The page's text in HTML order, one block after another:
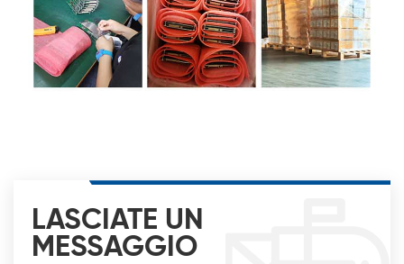
LASCIATE UN
MESSAGGIO